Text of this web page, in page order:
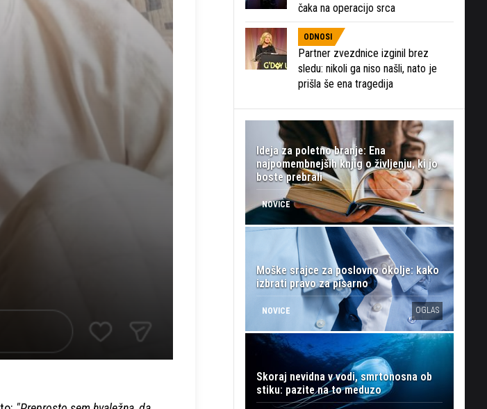
čaka na operacijo srca
ODNOSI
Partner zvezdnice izginil brez
sledu: nikoli ga niso našli, nato je
prišla še ena tragedija
Ideja za poletno branje: Ena
najpomembnejših knjig o življenju, ki jo
boste prebrali
NOVICE
Moške srajce za poslovno okolje: kako
izbrati pravo za pisarno
NOVICE OGLAS
Skoraj nevidna v vodi, smrtonosna ob
stiku: pazite na to meduzo